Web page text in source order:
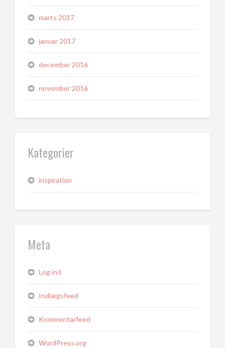
marts 2017
januar 2017
december 2016
november 2016
Kategorier
inspiration
Meta
Log ind
Indlægsfeed
Kommentarfeed
WordPress.org